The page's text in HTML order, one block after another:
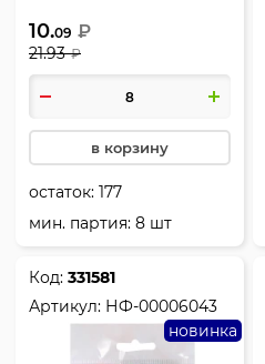
картонная коробка,
Attomex, 5040600
10.09 ₽
21.93 ₽
в корзину
остаток:177
мин. партия: 8 шт
Код:331581
Артикул: НФ-00006043
новинка